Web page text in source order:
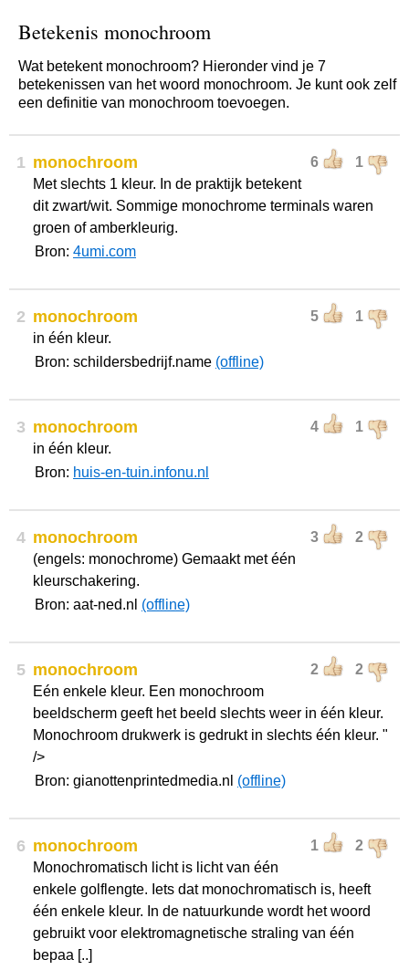
Betekenis monochroom
Wat betekent monochroom? Hieronder vind je 7
betekenissen van het woord monochroom. Je kunt ook zelf
een definitie van monochroom toevoegen.
1 6 1
monochroom
Met slechts 1 kleur. In de praktijk betekent
dit zwart/wit. Sommige monochrome terminals waren
groen of amberkleurig.
Bron: 4umi.com
2 5 1
monochroom
in één kleur.
Bron: schildersbedrijf.name (offline)
3 4 1
monochroom
in één kleur.
Bron: huis-en-tuin.infonu.nl
4 3 2
monochroom
(engels: monochrome) Gemaakt met één
kleurschakering.
Bron: aat-ned.nl (offline)
5 2 2
monochroom
Eén enkele kleur. Een monochroom
beeldscherm geeft het beeld slechts weer in één kleur.
Monochroom drukwerk is gedrukt in slechts één kleur. "
/>
Bron: gianottenprintedmedia.nl (offline)
6 1 2
monochroom
Monochromatisch licht is licht van één
enkele golflengte. Iets dat monochromatisch is, heeft
één enkele kleur. In de natuurkunde wordt het woord
gebruikt voor elektromagnetische straling van één
bepaa [..]